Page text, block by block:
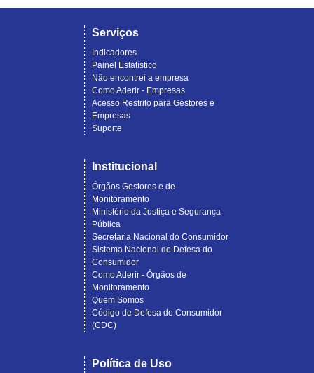
Serviços
Indicadores
Painel Estatístico
Não encontrei a empresa
Como Aderir - Empresas
Acesso Restrito para Gestores e
Empresas
Suporte
Institucional
Órgãos Gestores e de
Monitoramento
Ministério da Justiça e Segurança
Pública
Secretaria Nacional do Consumidor
Sistema Nacional de Defesa do
Consumidor
Como Aderir - Órgãos de
Monitoramento
Quem Somos
Código de Defesa do Consumidor
(CDC)
Política de Uso